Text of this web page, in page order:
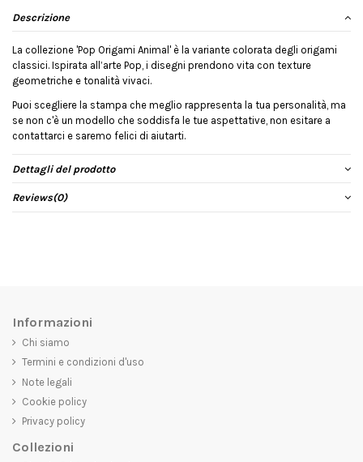
Descrizione
La collezione 'Pop Origami Animal' è la variante colorata degli origami
classici. Ispirata all’arte Pop, i disegni prendono vita con texture
geometriche e tonalità vivaci.
Puoi scegliere la stampa che meglio rappresenta la tua personalità, ma
se non c'è un modello che soddisfa le tue aspettative, non esitare a
contattarci e saremo felici di aiutarti.
Dettagli del prodotto
Reviews(0)
Informazioni
Chi siamo
Termini e condizioni d'uso
Note legali
Cookie policy
Privacy policy
Collezioni